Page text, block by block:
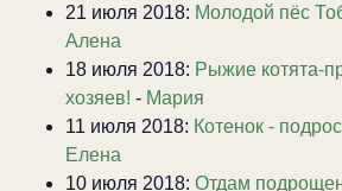
21 июля 2018: Молодой пёс
Алена
18 июля 2018: Рыжие котята-
хозяев! - Мария
11 июля 2018: Котенок -
Елена
10 июля 2018: Отдам